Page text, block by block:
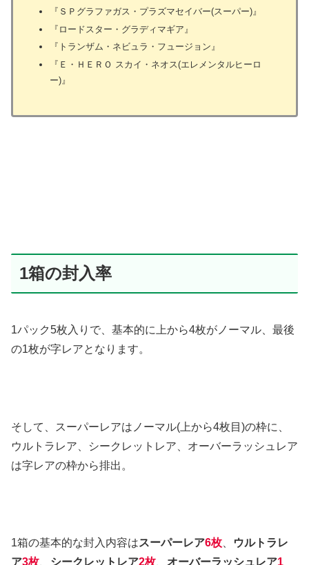
『ＳＰグラファガス・プラズマセイバー(スーパー)』
『ロードスター・グラディマギア』
『トランザム・ネビュラ・フュージョン』
『Ｅ・ＨＥＲＯ スカイ・ネオス(エレメンタルヒーロ
ー)』
1箱の封入率
1パック5枚入りで、基本的に上から4枚がノーマル、最後
の1枚が字レアとなります。
そして、スーパーレアはノーマル(上から4枚目)の枠に、
ウルトラレア、シークレットレア、オーバーラッシュレア
は字レアの枠から排出。
1箱の基本的な封入内容はスーパーレア6枚、
ウルトラレ
ア3枚、 シークレットレア2枚、 オーバーラッシュレア1